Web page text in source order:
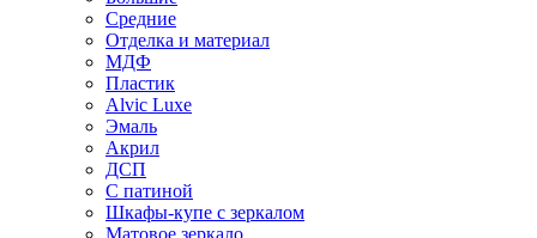
Средние
Отделка и материал
МДФ
Пластик
Alvic Luxe
Эмаль
Акрил
ДСП
С патиной
Шкафы-купе с зеркалом
Матовое зеркало